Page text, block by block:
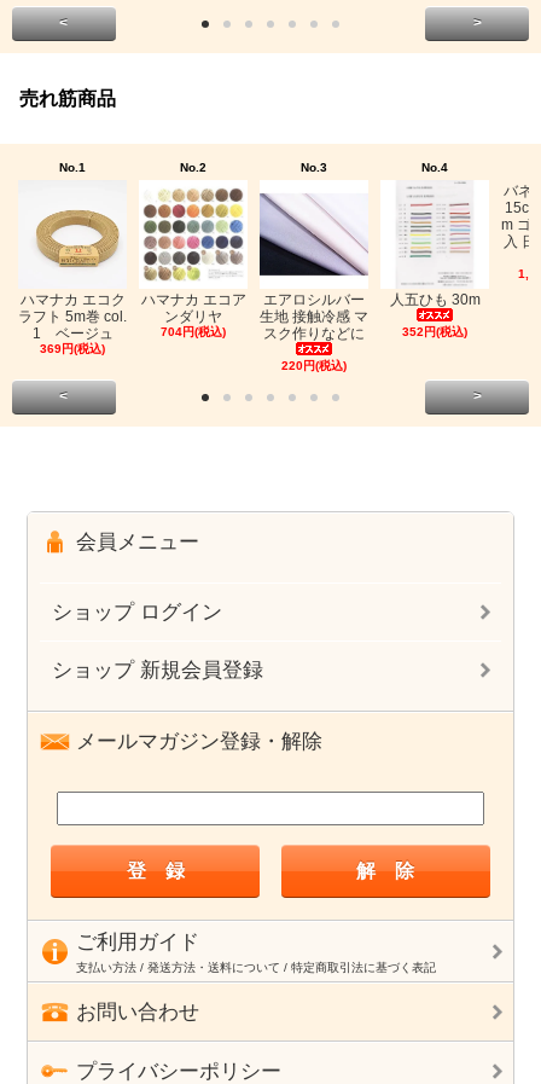
< >
売れ筋商品
No.1
ハマナカ エコク
ラフト 5m巻 col.
1 ベージュ
369円(税込)
No.2
ハマナカ エコア
ンダリヤ
704円(税込)
No.3
エアロシルバー
生地 接触冷感 マ
スク作りなどに
220円(税込)
No.4
人五ひも 30m
352円(税込)
バネ
m ゴ
入
< >
会員メニュー
ショップ ログイン
ショップ 新規会員登録
メールマガジン登録・解除
ご利用ガイド
支払い方法 / 発送方法・送料について / 特定商取引法に基づく表記
お問い合わせ
プライバシーポリシー